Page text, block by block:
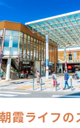
霞ライフの